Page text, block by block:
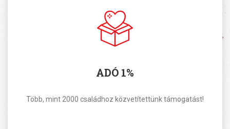
ADÓ 1%
Több, mint 2000 családhoz közvetítettünk támogatást!